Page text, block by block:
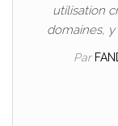
utilisation
domaines, y
Par